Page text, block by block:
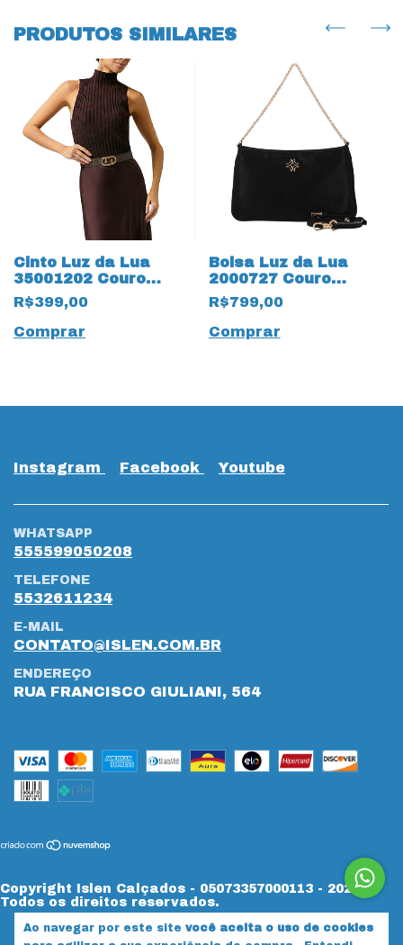
Ao navegar por este site você aceita o uso de cookies
PRODUTOS SIMILARES
Cinto Luz da Lua
35001202 Couro
Natural Monograma
18911 Mooca
R$399,00
Comprar
Bolsa Luz da Lua
2000727 Couro
Natural New Ridge
19601 Preto
R$799,00
Comprar
Instagram Facebook Youtube
WHATSAPP
555599050208
TELEFONE
5532611234
E-MAIL
CONTATO@ISLEN.COM.BR
ENDEREÇO
RUA FRANCISCO GIULIANI, 564
Copyright Islen Calçados - 05073357000113 - 2026.
Todos os direitos reservados.